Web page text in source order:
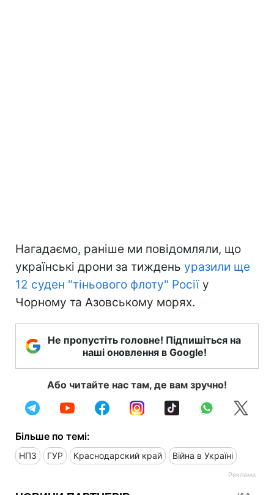
Нагадаємо, раніше ми повідомляли, що
українські дрони за тиждень уразили ще
12 суден "тіньового флоту" Росіїу
Чорному та Азовському морях.
Не пропустіть головне! Підпишіться на
наші оновлення в Google!
Або читайте нас там, де вам зручно!
Більше по темі:
НПЗ ГУР Краснодарский край Війна в Україні